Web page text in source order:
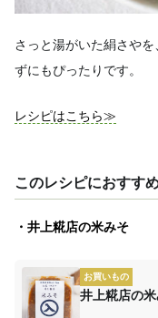
さっと湯がいた絹さや
ずにもぴったりです。
レシピはこちら≫
このレシピにおすす
・井上糀店の米みそ
お買いもの
井上糀店の